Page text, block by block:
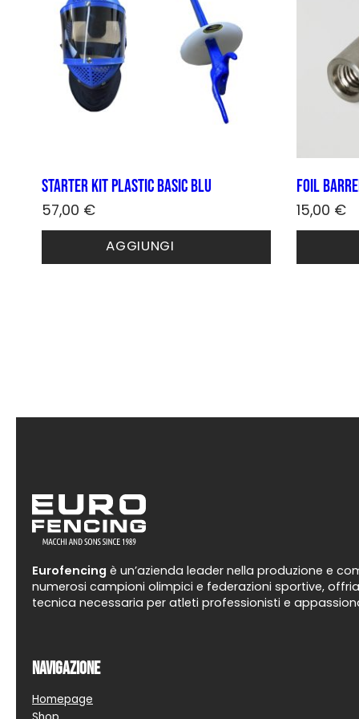
starter kit plastic basic blu
57,00 €
AGGIUNGI
Questo
ha
prodotto
Foil
15,00 €
Eurofencing è un’azienda leader nella produzione e
numerosi campioni olimpici e federazioni sportive,
tecnica necessaria per atleti professionisti e
Navigazione
Homepage